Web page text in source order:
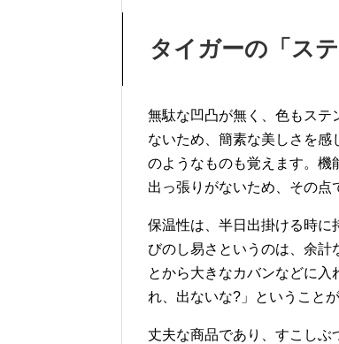
タイガーの「ス
無駄な凹凸が無く、色もステ
ないため、簡素な美しさを感
のようなものも覚えます。機
出っ張りがないため、その点
保温性は、半日出掛ける時に
びのし易さというのは、余計
とから大きなカバンなどに
れ、出ないな?」ということ
丈夫な商品であり、すこしぶ